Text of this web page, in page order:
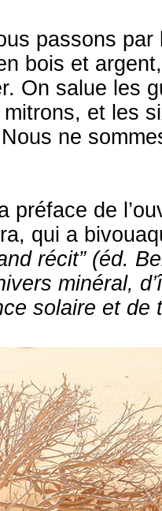
passons
bois et
On salue les
et les
ne
préface de
qui a
récit” (éd.
minéral,
solaire et